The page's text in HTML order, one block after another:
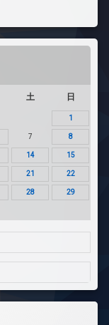
土 日
1
7 8
14 15
21 22
28 29